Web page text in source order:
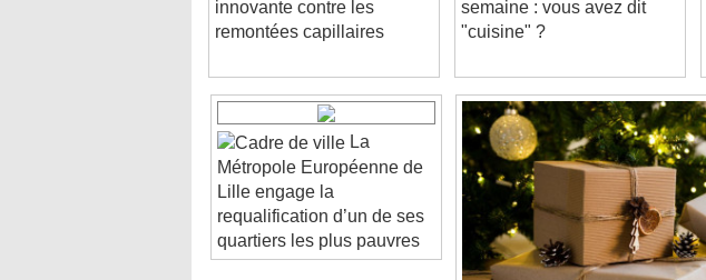
remontées capillaires
"cuisine" ?
Métropole Européenne de
Lille engage la
requalification d’un de ses
quartiers les plus pauvres